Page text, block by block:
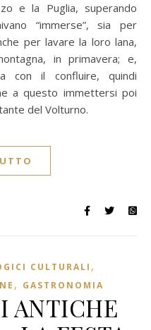
e la Puglia, superando
“immerse”, sia per
per lavare la loro lana,
in primavera; e,
con il confluire, quindi
a questo immettersi poi
del Volturno.
CULTURALI ,
, GASTRONOMIA
ANTICHE